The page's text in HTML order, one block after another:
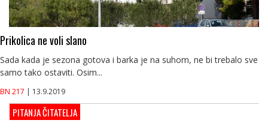
Prikolica ne voli slano
Sada kada je sezona gotova i barka je na suhom, ne bi trebalo sve
samo tako ostaviti. Osim...
BN 217 | 13.9.2019
PITANJA ČITATELJA